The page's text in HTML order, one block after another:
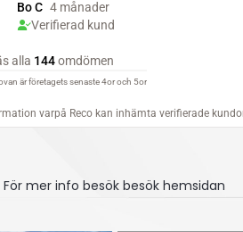
För mer info besök besök hemsidan